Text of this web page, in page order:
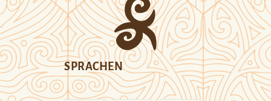
SPRACHEN